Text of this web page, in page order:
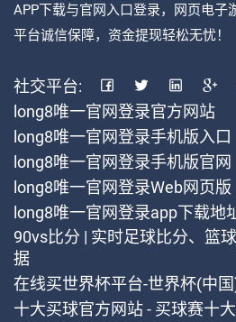
APP下载与官网入口登录，网页电子
平台诚信保障，资金提现轻松无忧！
社交平台:
long8唯一官网登录官方网站
long8唯一官网登录手机版入口
long8唯一官网登录手机版官网
long8唯一官网登录Web网页版
long8唯一官网登录app下载地
90vs比分 | 实时足球比分、篮
据
在线买世界杯平台-世界杯(中
十大买球官方网站 - 买球赛十